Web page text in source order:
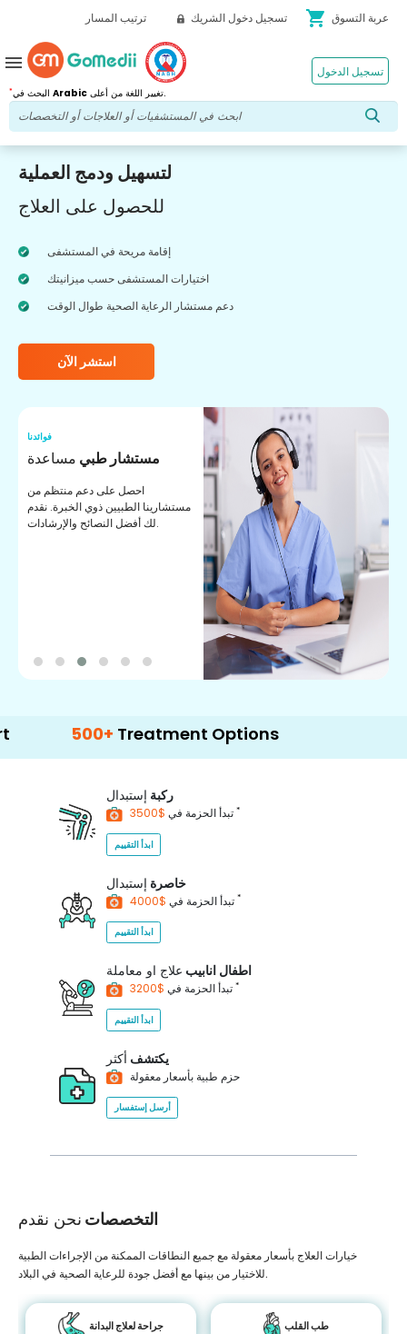
ترتيب المسار تسجيل دخول الشريك shopping_cart عربة التسوق
* Arabic تغيير اللغة من أعلى.
تسجيل الدخول menu
لتسهيل ودمج العملية
للحصول على العلاج
إقامة مريحة في المستشفى
اختيارات المستشفى حسب ميزانيتك
دعم مستشار الرعاية الصحية طوال الوقت
استشر الآن
فوائدنا
مستشار طبي مساعدة
احصل على دعم منتظم من
مستشارينا الطبيين ذوي الخبرة. نقدم
لك أفضل النصائح والإرشادات.
500+ Treatment Options
ركبة إستبدال
تبدأ الحزمة في *
ابدأ التقييم
خاصرة إستبدال
تبدأ الحزمة في *
ابدأ التقييم
اطفال انابيب علاج او معاملة
تبدأ الحزمة في *
ابدأ التقييم
يكتشف أكثر
حزم طبية بأسعار معقولة
أرسل إستفسار
التخصصات نحن نقدم
خيارات العلاج بأسعار معقولة مع جميع النطاقات الممكنة من الإجراءات الطبية
للاختيار من بينها مع أفضل جودة للرعاية الصحية في البلاد.
جراحة لعلاج البدانة طب القلب